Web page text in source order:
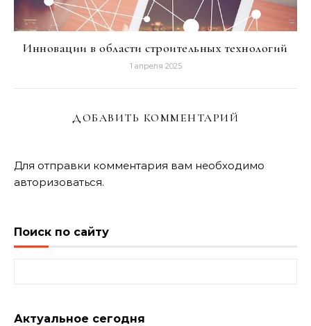
Инновации в области строительных технологий
1 апреля 2025
ДОБАВИТЬ КОММЕНТАРИЙ
Для отправки комментария вам необходимо
авторизоваться.
Поиск по сайту
Актуальное сегодня